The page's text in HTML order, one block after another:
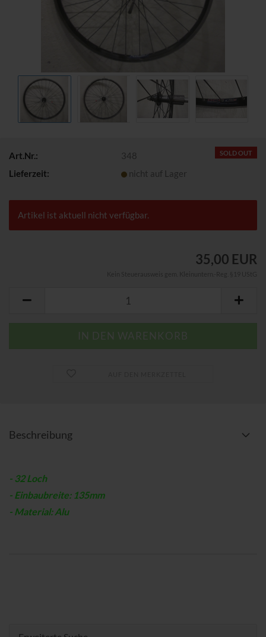
SOLD OUT
Art.Nr.:
348
Lieferzeit:
nicht auf Lager
Artikel ist aktuell nicht verfügbar.
35,00 EUR
Beschreibung
- 32 Loch
- Einbaubreite: 135mm
- Material: Alu